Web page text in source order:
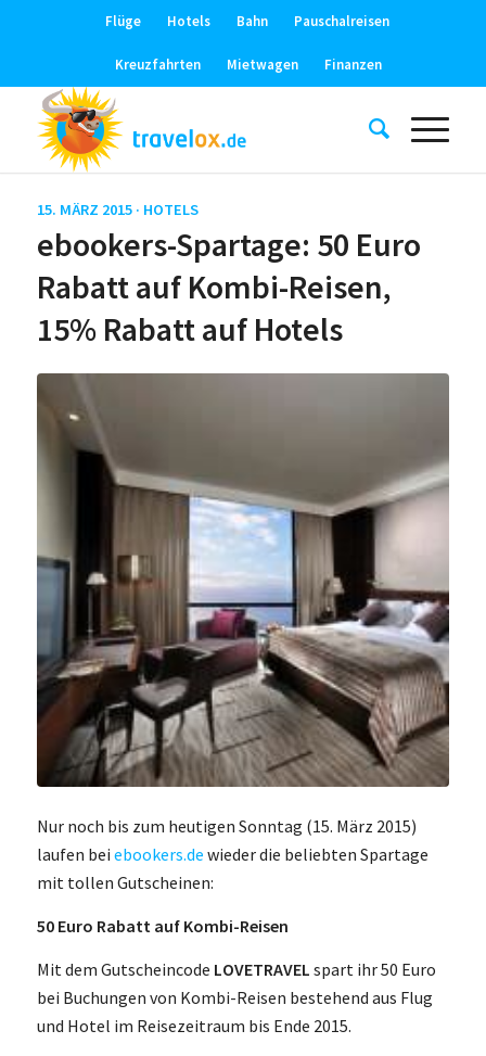
Flüge Hotels Bahn Pauschalreisen
Kreuzfahrten Mietwagen Finanzen
15. MÄRZ 2015 · HOTELS
ebookers-Spartage: 50 Euro
Rabatt auf Kombi-Reisen,
15% Rabatt auf Hotels
Nur noch bis zum heutigen Sonntag (15. März 2015)
laufen bei ebookers.de wieder die beliebten Spartage
mit tollen Gutscheinen:
50 Euro Rabatt auf Kombi-Reisen
Mit dem Gutscheincode LOVETRAVEL spart ihr 50 Euro
bei Buchungen von Kombi-Reisen bestehend aus Flug
und Hotel im Reisezeitraum bis Ende 2015.